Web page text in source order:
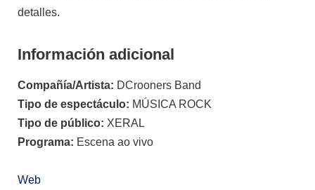
detalles.
Información adicional
Compañía/Artista: DCrooners Band
Tipo de espectáculo: MÚSICA ROCK
Tipo de público: XERAL
Programa: Escena ao vivo
Web